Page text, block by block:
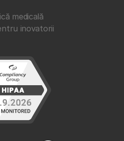
medicală
inovatorii